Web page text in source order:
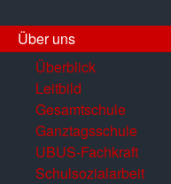
Über uns
Überblick
Leitbild
Gesamtschule
Ganztagsschule
UBUS-Fachkraft
Schulsozialarbeit